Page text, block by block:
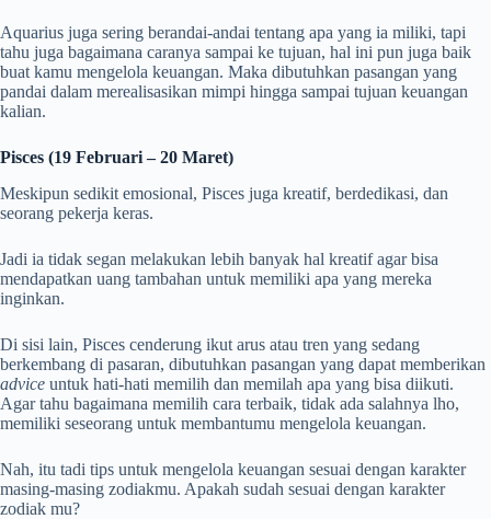
Aquarius juga sering berandai-andai tentang apa yang ia miliki, tapi
tahu juga bagaimana caranya sampai ke tujuan, hal ini pun juga baik
buat kamu mengelola keuangan. Maka dibutuhkan pasangan yang
pandai dalam merealisasikan mimpi hingga sampai tujuan keuangan
kalian.
Pisces (19 Februari – 20 Maret)
Meskipun sedikit emosional, Pisces juga kreatif, berdedikasi, dan
seorang pekerja keras.
Jadi ia tidak segan melakukan lebih banyak hal kreatif agar bisa
mendapatkan uang tambahan untuk memiliki apa yang mereka
inginkan.
Di sisi lain, Pisces cenderung ikut arus atau tren yang sedang
berkembang di pasaran, dibutuhkan pasangan yang dapat memberikan
advice untuk hati-hati memilih dan memilah apa yang bisa diikuti.
Agar tahu bagaimana memilih cara terbaik, tidak ada salahnya lho,
memiliki seseorang untuk membantumu mengelola keuangan.
Nah, itu tadi tips untuk mengelola keuangan sesuai dengan karakter
masing-masing zodiakmu. Apakah sudah sesuai dengan karakter
zodiak mu?